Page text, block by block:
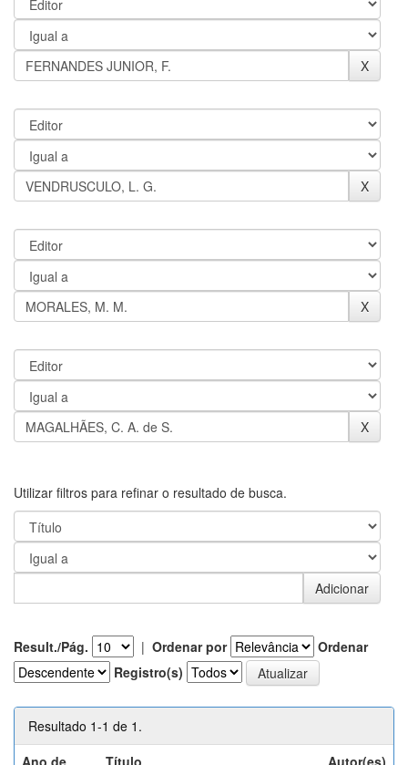
Utilizar filtros para refinar o resultado de busca.
Result./Pág. | Ordenar por
Ordenar
Registro(s)
Resultado 1-1 de 1.
Ano de
Título Autor(es)